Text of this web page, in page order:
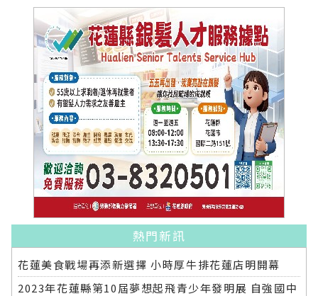
熱門新訊
花蓮美食戰場再添新選擇 小時厚牛排花蓮店明開幕
2023年花蓮縣第10屆夢想起飛青少年發明展 自強國中